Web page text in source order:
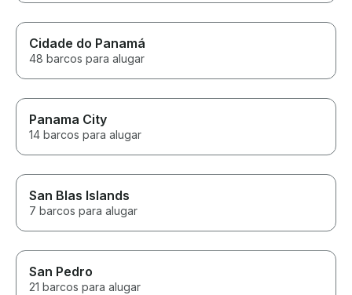
Cidade do Panamá
48 barcos para alugar
Panama City
14 barcos para alugar
San Blas Islands
7 barcos para alugar
San Pedro
21 barcos para alugar